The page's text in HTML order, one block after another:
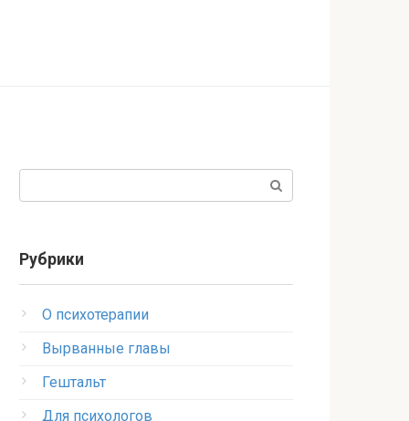
Рубрики
O психотерапии
Вырванные главы
Гештальт
Для психологов